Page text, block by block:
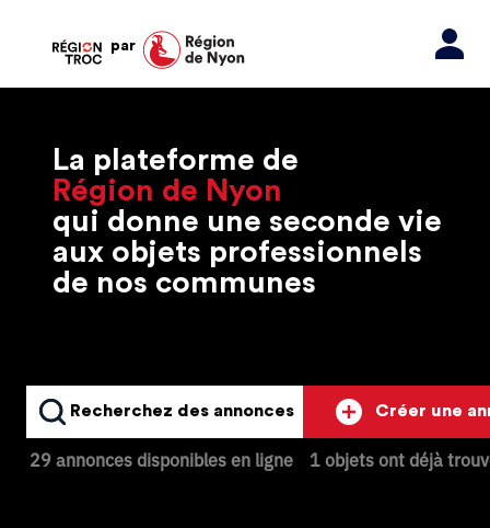
par
La plateforme de
Région de Nyon
qui donne une seconde vie
aux objets professionnels
de nos communes
Recherchez des annonces
29 annonces disponibles en ligne
Créer une
1 objets ont déjà